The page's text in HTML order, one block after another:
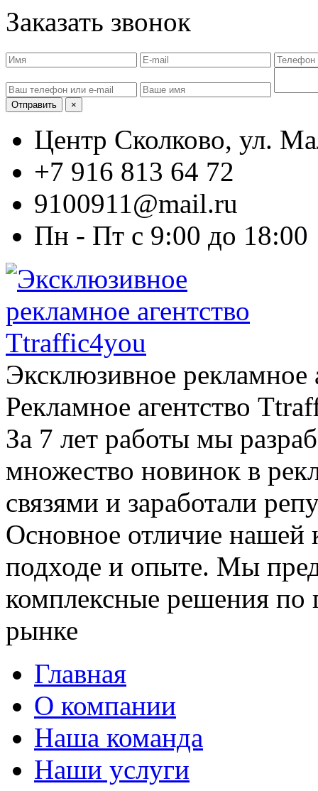
Заказать звонок
Отправить ×
Центр Сколково, ул.
+7 916 813 64 72
9100911@mail.ru
Пн - Пт с 9:00 до 18:00
Эксклюзивное рекламное
Рекламное агентство
За 7 лет работы мы
множество новинок в
связями и заработали
Основное отличие нашей
подходе и опыте. Мы
комплексные решения
рынке
Главная
О компании
Наша команда
Наши услуги